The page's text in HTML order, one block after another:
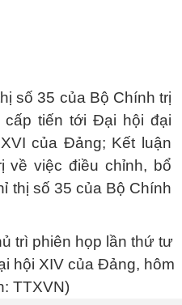
số 35 của Bộ Chính trị
tiến tới Đại hội đại
của Đảng; Kết luận
về việc điều chỉnh, bổ
thị số 35 của Bộ Chính